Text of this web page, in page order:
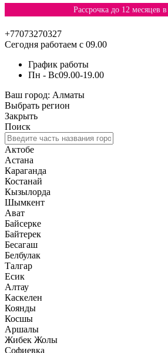
Рассрочка до 12 месяцев в
+77073270327
Сегодня работаем с 09.00
График работы
Пн - Вс09.00-19.00
Ваш город: Алматы
Выбрать регион
Закрыть
Поиск
Актобе
Астана
Караганда
Костанай
Кызылорда
Шымкент
Ават
Байсерке
Байтерек
Бесагаш
Белбулак
Талгар
Есик
Алтау
Каскелен
Коянды
Косшы
Аршалы
Жибек Жолы
Софиевка